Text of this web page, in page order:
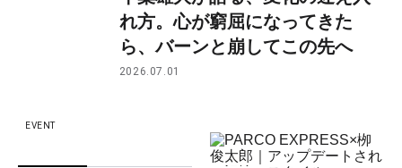
れ方。心が窮屈になってきた
ら、バーンと崩してこの先へ
2026.07.01
EVENT